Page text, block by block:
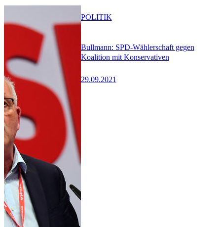
Bullmann: SPD-Wählerschaft gegen
Koalition mit Konservativen
29.09.2021
POLITIK